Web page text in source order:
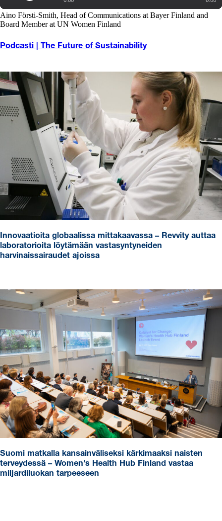
Aino Försti-Smith, Head of Communications at Bayer Finland and
Board Member at UN Women Finland
Podcasti | The Future of Sustainability
Innovaatioita globaalissa mittakaavassa – Revvity auttaa
laboratorioita löytämään vastasyntyneiden
harvinaissairaudet ajoissa
Suomi matkalla kansainväliseksi kärkimaaksi naisten
terveydessä – Women’s Health Hub Finland vastaa
miljardiluokan tarpeeseen